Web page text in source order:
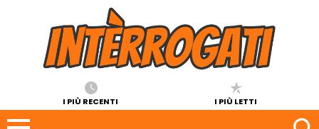
I PIÙ RECENTI I PIÙ LETTI